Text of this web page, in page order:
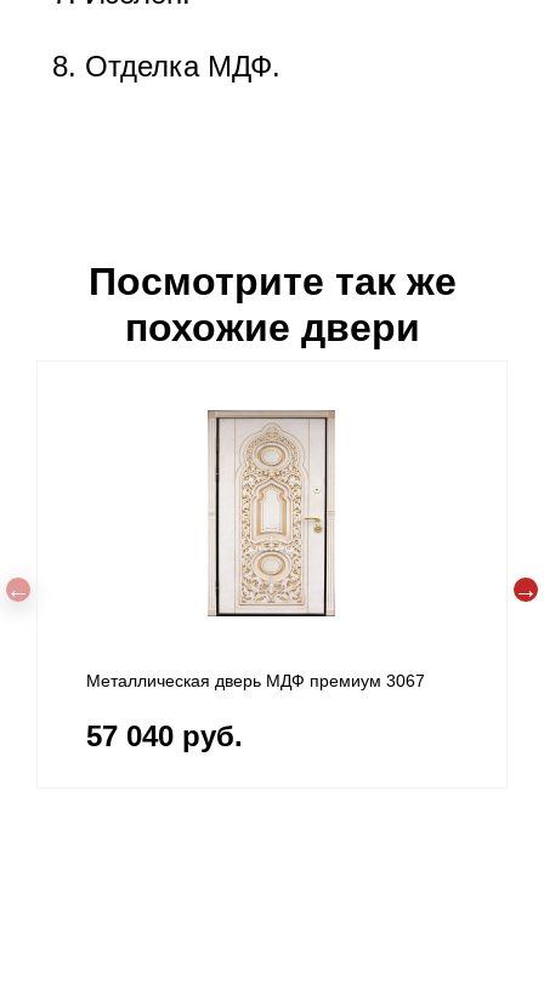
Отделка МДФ.
Посмотрите так же
похожие двери
Металлическая дверь МДФ премиум 3067
57 040 руб.